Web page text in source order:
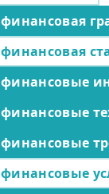
финансовая
финансовая
финансовые
финансовые
финансовые
финансовые